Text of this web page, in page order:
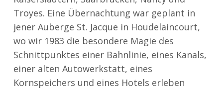
Troyes. Eine Übernachtung war geplant in
jener Auberge St. Jacque in Houdelaincourt,
wo wir 1983 die besondere Magie des
Schnittpunktes einer Bahnlinie, eines Kanals,
einer alten Autowerkstatt, eines
Kornspeichers und eines Hotels erleben